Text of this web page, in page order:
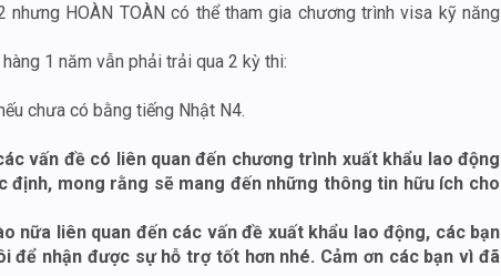
nhưng HOÀN TOÀN có thể tham gia chương trình visa kỹ năng
1 năm vẫn phải trải qua 2 kỳ thi:
chưa có bằng tiếng Nhật N4.
vấn đề có liên quan đến chương trình xuất khẩu lao động
định, mong rằng sẽ mang đến những thông tin hữu ích cho
nữa liên quan đến các vấn đề xuất khẩu lao động, các bạn
để nhận được sự hỗ trợ tốt hơn nhé. Cảm ơn các bạn vì đã